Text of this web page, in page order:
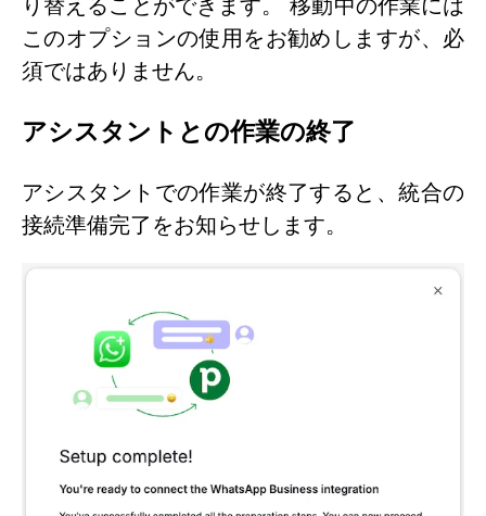
このオプションの使用をお勧めしますが、必
須ではありません。
アシスタントとの作業の終了
アシスタントでの作業が終了すると、統合の
接続準備完了をお知らせします。